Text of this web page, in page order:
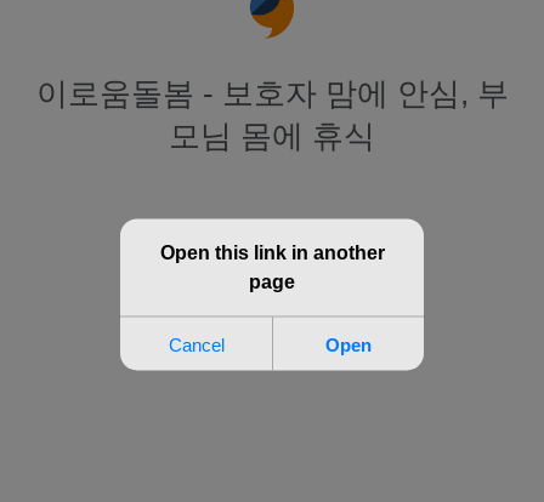
이로움돌봄 - 보호자 맘에 안심, 부
모님 몸에 휴식